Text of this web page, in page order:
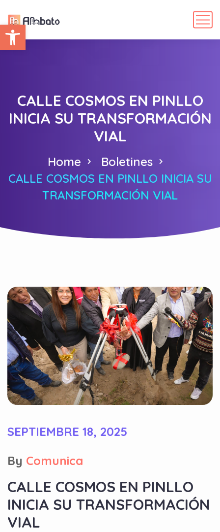
Abrir barra de herramientas
CALLE COSMOS EN PINLLO
INICIA SU TRANSFORMACIÓN
VIAL
Home
Boletines
CALLE COSMOS EN PINLLO INICIA SU
TRANSFORMACIÓN VIAL
SEPTIEMBRE 18, 2025
By Comunica
CALLE COSMOS EN PINLLO
INICIA SU TRANSFORMACIÓN
VIAL